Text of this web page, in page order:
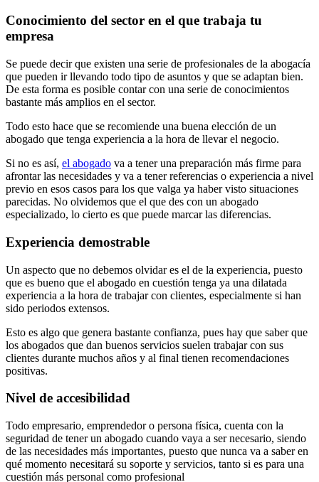
Conocimiento del sector en el que trabaja tu
empresa
Se puede decir que existen una serie de profesionales de la abogacía
que pueden ir llevando todo tipo de asuntos y que se adaptan bien.
De esta forma es posible contar con una serie de conocimientos
bastante más amplios en el sector.
Todo esto hace que se recomiende una buena elección de un
abogado que tenga experiencia a la hora de llevar el negocio.
Si no es así, el abogado va a tener una preparación más firme para
afrontar las necesidades y va a tener referencias o experiencia a nivel
previo en esos casos para los que valga ya haber visto situaciones
parecidas. No olvidemos que el que des con un abogado
especializado, lo cierto es que puede marcar las diferencias.
Experiencia demostrable
Un aspecto que no debemos olvidar es el de la experiencia, puesto
que es bueno que el abogado en cuestión tenga ya una dilatada
experiencia a la hora de trabajar con clientes, especialmente si han
sido periodos extensos.
Esto es algo que genera bastante confianza, pues hay que saber que
los abogados que dan buenos servicios suelen trabajar con sus
clientes durante muchos años y al final tienen recomendaciones
positivas.
Nivel de accesibilidad
Todo empresario, emprendedor o persona física, cuenta con la
seguridad de tener un abogado cuando vaya a ser necesario, siendo
de las necesidades más importantes, puesto que nunca va a saber en
qué momento necesitará su soporte y servicios, tanto si es para una
cuestión más personal como profesional